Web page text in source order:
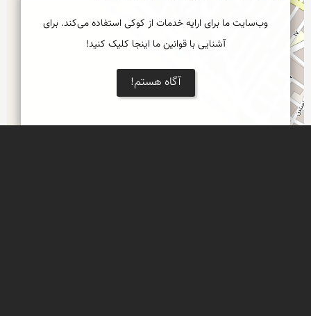
وب‌سایت ما برای ارایه خدمات از کوکی استفاده می‌کند. برای
آشنایی با قوانین ما اینجا کلیک کنید!
آگاه هستم!